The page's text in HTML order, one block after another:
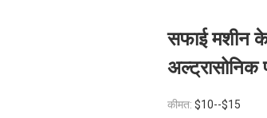
सफाई मशीन
अल्ट्रासोनिक
कीमत: $10--$15